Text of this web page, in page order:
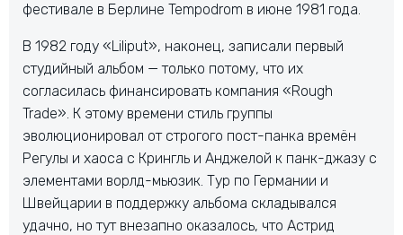
фестивале в Берлине Tempodrom в июне 1981 года.
В 1982 году «Liliput», наконец, записали первый
студийный альбом — только потому, что их
согласилась финансировать компания «Rough
Trade». К этому времени стиль группы
эволюционировал от строгого пост-панка времён
Регулы и хаоса с Крингль и Анджелой к панк-джазу с
элементами ворлд-мьюзик. Тур по Германии и
Швейцарии в поддержку альбома складывался
удачно, но тут внезапно оказалось, что Астрид